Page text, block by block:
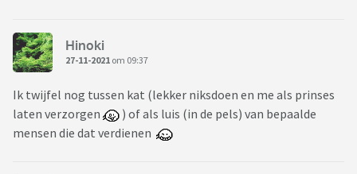
Hinoki
27-11-2021 om 09:37
Ik twijfel nog tussen kat (lekker niksdoen en me als prinses
laten verzorgen
) of als luis (in de pels) van bepaalde
mensen die dat verdienen